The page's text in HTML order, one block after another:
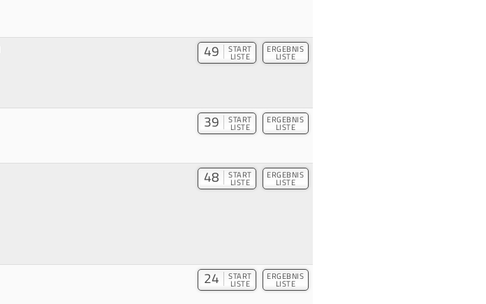
49 START
LISTE
ERGEBNIS
LISTE
39 START
LISTE
ERGEBNIS
LISTE
48 START
LISTE
ERGEBNIS
LISTE
24 START
LISTE
ERGEBNIS
LISTE